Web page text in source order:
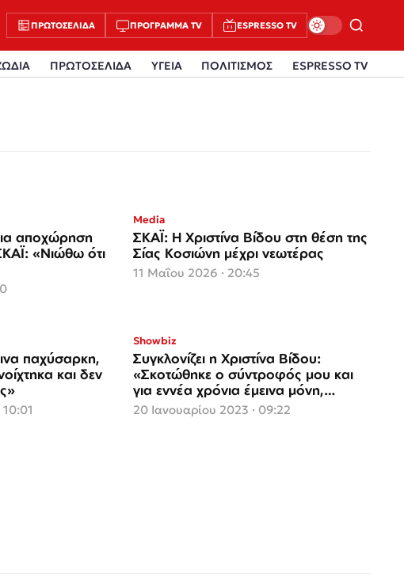
ΠΡΩΤΟΣΈΛΙΔΑ ΠΡΌΓΡΑΜΜΑ TV ESPRESSO TV
ΠΡΩΤΟΣΕΛΙΔΑ ΥΓΕΙΑ ΠΟΛΙΤΙΣΜΟΣ ESPRESSO TV
αποχώρηση
«Νιώθω ότι
Media
ΣΚΑΪ: Η Χριστίνα Βίδου στη θέση της
Σίας Κοσιώνη μέχρι νεωτέρας
11 Μαΐου 2026 · 20:45
παχύσαρκη,
και δεν
Showbiz
Συγκλονίζει η Χριστίνα Βίδου:
«Σκοτώθηκε ο σύντροφός μου και
για εννέα χρόνια έμεινα μόνη,
πενθούσα»
20 Ιανουαρίου 2023 · 09:22